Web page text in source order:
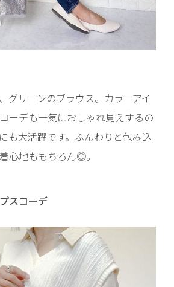
グリーンのブラウス。カラーアイ
ーデも一気におしゃれ見えするの
も大活躍です。ふんわりと包み込
心地ももちろん◎。
スコーデ